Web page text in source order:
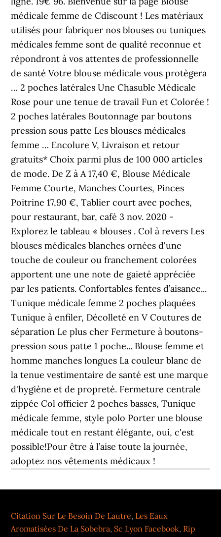
Citation Sur Le Besoin De Lautre, Les Eaux
Aromatisées De La Sobebra, Sc Lyon Facebook, Rip